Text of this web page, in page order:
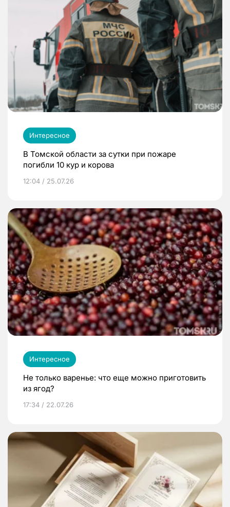
Интересное
В Томской области за сутки при пожаре
погибли 10 кур и корова
12:04 / 25.07.26
Интересное
Не только варенье: что еще можно приготовить
из ягод?
17:34 / 22.07.26